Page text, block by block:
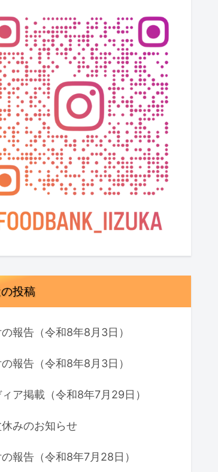
投稿
報告（令和8年8月3日）
報告（令和8年8月3日）
ィア掲載（令和8年7月29日）
みのお知らせ
報告（令和8年7月28日）